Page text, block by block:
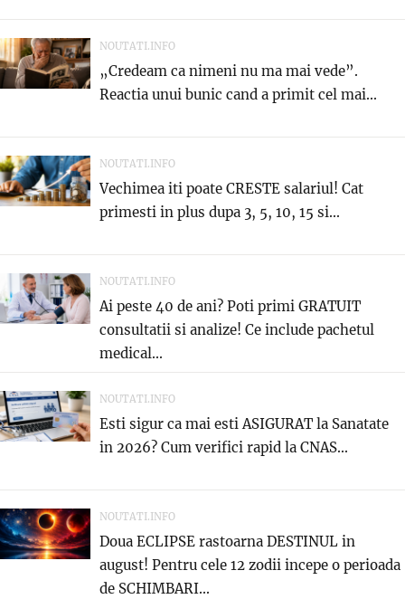
NOUTATI.INFO
„Credeam ca nimeni nu ma mai vede”.
Reactia unui bunic cand a primit cel mai...
NOUTATI.INFO
Vechimea iti poate CRESTE salariul! Cat
primesti in plus dupa 3, 5, 10, 15 si...
NOUTATI.INFO
Ai peste 40 de ani? Poti primi GRATUIT
consultatii si analize! Ce include pachetul
medical...
NOUTATI.INFO
Esti sigur ca mai esti ASIGURAT la Sanatate
in 2026? Cum verifici rapid la CNAS...
NOUTATI.INFO
Doua ECLIPSE rastoarna DESTINUL in
august! Pentru cele 12 zodii incepe o perioada
de SCHIMBARI...